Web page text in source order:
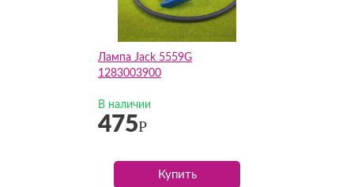
Лампа Jack 5559G
1283003900
В наличии
475Р
Купить